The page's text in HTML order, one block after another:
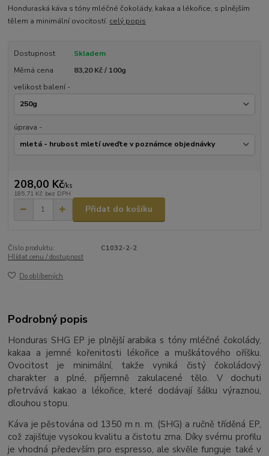
Honduraská káva s tóny mléčné čokolády, kakaa a lékořice, s plnějším
tělem a minimální ovocitostí. celý popis
Dostupnost
Skladem
Měrná cena
83,20 Kč / 100g
velikost balení -
úprava -
208,00 Kč/ks
185,71 Kč bez DPH
Přidat do košíku
Číslo produktu:
C1032-2-2
Hlídat cenu / dostupnost
Do oblíbených
Podrobný popis
Honduras SHG EP je plnější arabika s tóny mléčné čokolády,
kakaa a jemné kořenitosti lékořice a muškátového oříšku.
Ovocitost je minimální, takže vyniká čistý čokoládový
charakter a plné, příjemně zakulacené tělo. V dochuti
přetrvává kakao a lékořice, které dodávají šálku výraznou,
dlouhou stopu.
Káva je pěstována od 1350 m n. m. (SHG) a ručně tříděná EP,
což zajišťuje vysokou kvalitu a čistotu zrna. Díky svému profilu
je vhodná především pro espresso, ale skvěle funguje také v